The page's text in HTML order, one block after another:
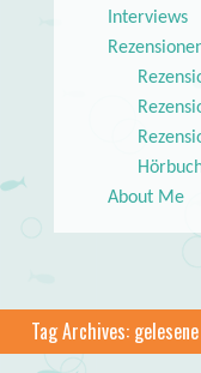
Interviews
About Me
Tag Archives: